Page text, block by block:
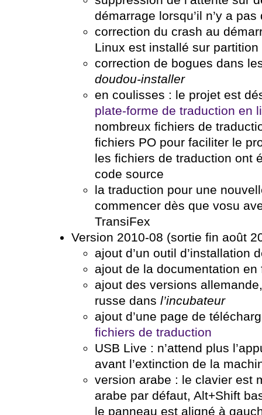
démarrage lorsqu’il n’y a
correction du crash au
Linux est installé sur partition
correction de bogues dans
doudou-installer
en coulisses : le projet est
plate-forme de traduction en
nombreux fichiers de
fichiers PO pour faciliter le
les fichiers de traduction ont
code source
la traduction pour une
commencer dès que vosu
TransiFex
Version 2010-08 (sortie fin août
ajout d’un outil d’installation
ajout de la documentation en
ajout des versions
russe dans l’incubateur
ajout d’une page de
fichiers de traduction
USB Live : n’attend plus
avant l’extinction de la
version arabe : le clavier est
arabe par défaut, Alt+Shift
le panneau est aligné à